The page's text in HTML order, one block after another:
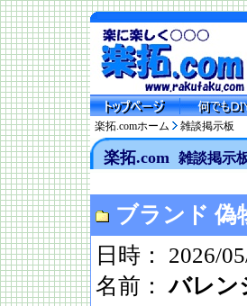
楽拓.comホーム 雑談掲示板
楽拓.com 雑談掲示
ブランド 偽
日時： 2026/
名前：バレン